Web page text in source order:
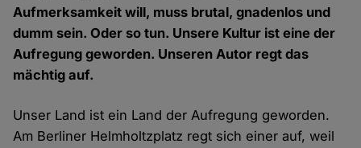
Aufmerksamkeit will, muss brutal, gnadenlos und
dumm sein. Oder so tun. Unsere Kultur ist eine der
Aufregung geworden. Unseren Autor regt das
mächtig auf.
Unser Land ist ein Land der Aufregung geworden.
Am Berliner Helmholtzplatz regt sich einer auf, weil